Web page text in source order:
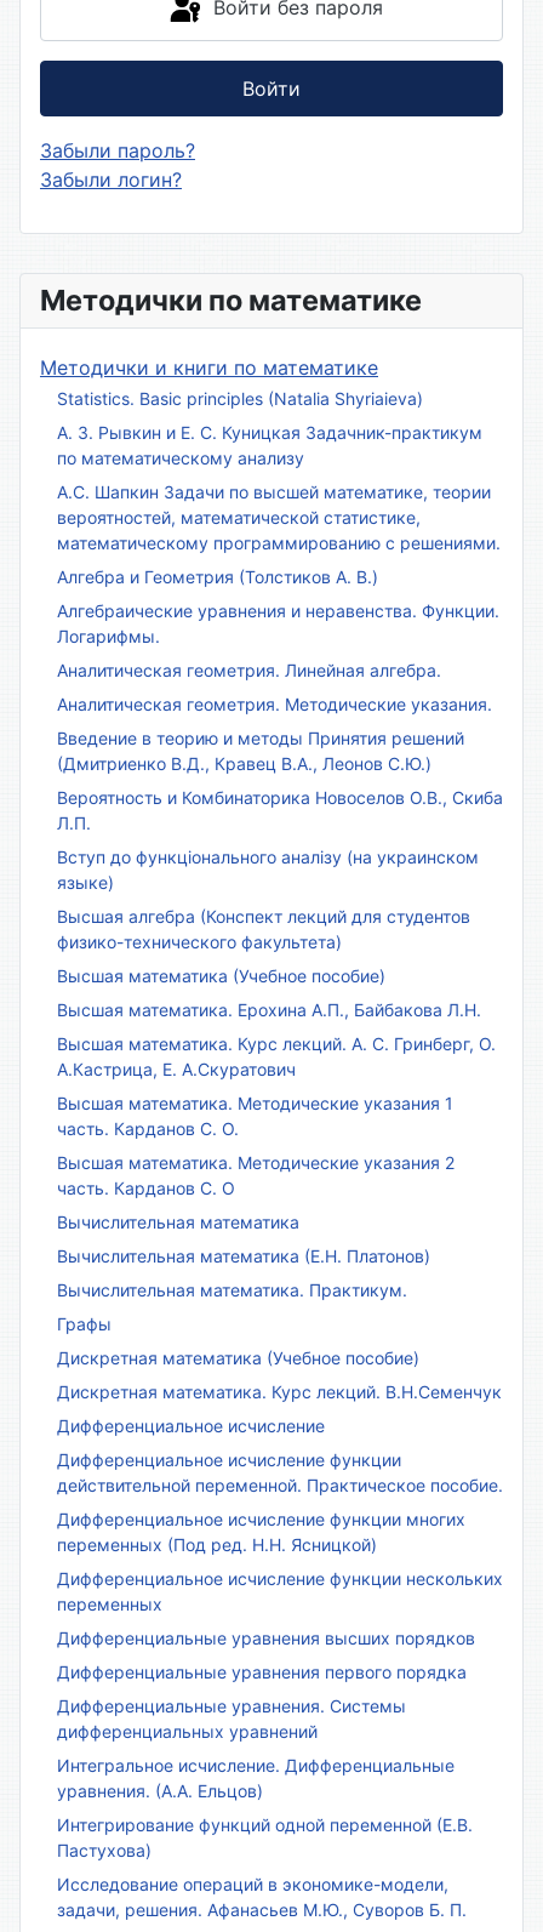
Методички по математике
Методички и книги по математике
Statistics. Basic principles (Natalia Shyriaieva)
А. З. Рывкин и Е. С. Куницкая Задачник-практикум
по математическому анализу
А.С. Шапкин Задачи по высшей математике, теории
вероятностей, математической статистике,
математическому программированию с решениями.
Алгебра и Геометрия (Толстиков А. В.)
Алгебраические уравнения и неравенства. Функции.
Логарифмы.
Аналитическая геометрия. Линейная алгебра.
Аналитическая геометрия. Методические указания.
Введение в теорию и методы Принятия решений
(Дмитриенко В.Д., Кравец В.А., Леонов С.Ю.)
Вероятность и Комбинаторика Новоселов О.В., Скиба
Л.П.
Вступ до функціонального аналізу (на украинском
языке)
Высшая алгебра (Конспект лекций для студентов
физико-технического факультета)
Высшая математика (Учебное пособие)
Высшая математика. Ерохина А.П., Байбакова Л.Н.
Высшая математика. Курс лекций. А. С. Гринберг, О.
А.Кастрица, Е. А.Скуратович
Высшая математика. Методические указания 1
часть. Карданов С. О.
Высшая математика. Методические указания 2
часть. Карданов С. О
Вычислительная математика
Вычислительная математика (Е.Н. Платонов)
Вычислительная математика. Практикум.
Графы
Дискретная математика (Учебное пособие)
Дискретная математика. Курс лекций. В.Н.Семенчук
Дифференциальное исчисление
Дифференциальное исчисление функции
действительной переменной. Практическое пособие.
Дифференциальное исчисление функции многих
переменных (Под ред. Н.Н. Ясницкой)
Дифференциальное исчисление функции нескольких
переменных
Дифференциальные уравнения высших порядков
Дифференциальные уравнения первого порядка
Дифференциальные уравнения. Системы
дифференциальных уравнений
Интегральное исчисление. Дифференциальные
уравнения. (А.А. Ельцов)
Интегрирование функций одной переменной (Е.В.
Пастухова)
Исследование операций в экономике-модели,
задачи, решения. Афанасьев М.Ю., Суворов Б. П.
Войти без пароля
Войти
Забыли пароль?
Забыли логин?